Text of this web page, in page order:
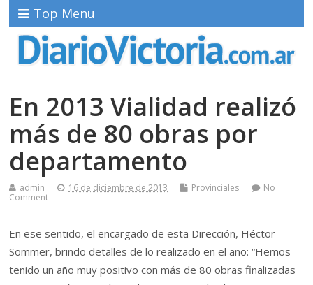
Top Menu
En 2013 Vialidad realizó
más de 80 obras por
departamento
admin 16 de diciembre de 2013 Provinciales
No
Comment
En ese sentido, el encargado de esta Dirección, Héctor
Sommer, brindo detalles de lo realizado en el año: “Hemos
tenido un año muy positivo con más de 80 obras finalizadas